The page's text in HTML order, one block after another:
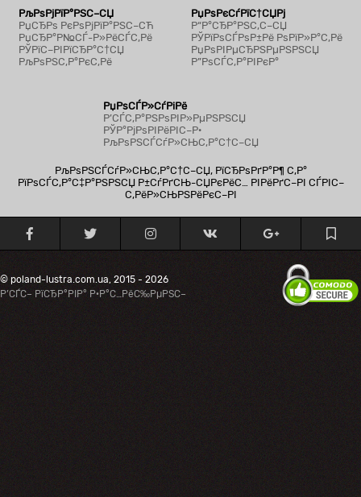
РљРѕРјРїР°РЅС–СЏ
РџСЂРѕ РєРѕРјРїР°РЅС–СЋ
РџСЂР°Р№СЃ-Р»РёСЃС‚Рё
РЎРїС–РІРїСЂР°С†СЏ
РљРѕРЅС‚Р°РєС‚Рё
РџРѕРєСѓРїС†СЏРј
Р“Р°СЂР°РЅС‚С–СЏ
РЎРїРѕСЃРѕР±Рё РѕРїР»Р°С‚Рё
РџРѕРІРµСЂРЅРµРЅРЅСЏ
Р”РѕСЃС‚Р°РІРєР°
РџРѕСЃР»СѓРіРё
Р’СЃС‚Р°РЅРѕРІР»РµРЅРЅСЏ
РЎР°РјРѕРІРёРІС–Р·
РљРѕРЅСЃСѓР»СЊС‚Р°С†С–СЏ
РљРѕРЅСЃСѓР»СЊС‚Р°С†С–СЏ, РїСЂРѕРґР°Р¶ С‚Р°
РїРѕСЃС‚Р°С‡Р°РЅРЅСЏ Р±СѓРґСЊ-СЏРєРёС… РІРёРґС–РІ СЃРІС–
С‚РёР»СЊРЅРёРєС–РІ
© poland-lustra.com.ua, 2015 - 2026
Р’СЃС– РїСЂР°РІР° Р·Р°С…РёС‰РµРЅС–